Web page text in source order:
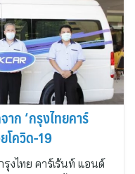
ก ‘กรุงไทยคาร์
โควิด-19
งไทย คาร์เร้นท์ แอนด์